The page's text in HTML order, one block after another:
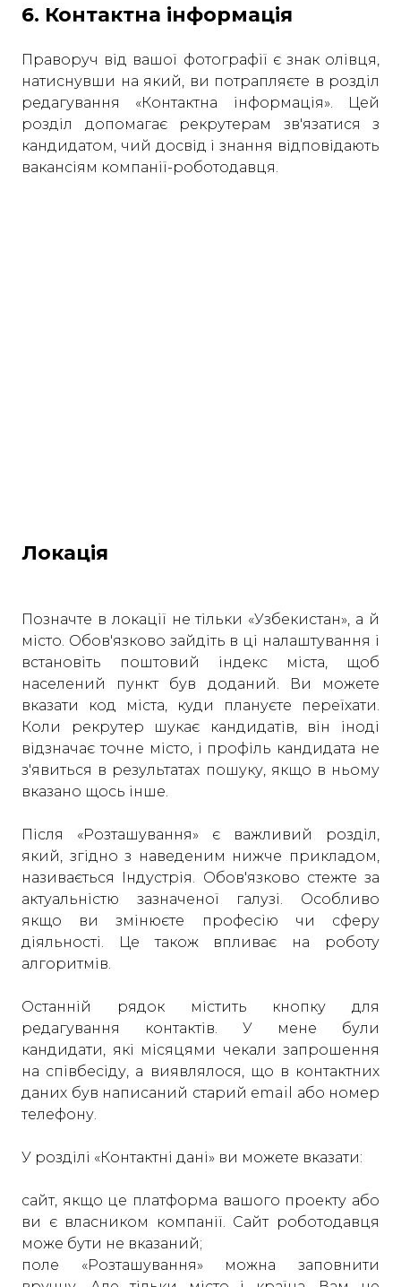
6. Контактна інформація
Праворуч від вашої фотографії є знак олівця,
натиснувши на який, ви потрапляєте в розділ
редагування «Контактна інформація». Цей
розділ допомагає рекрутерам зв'язатися з
кандидатом, чий досвід і знання відповідають
вакансіям компанії-роботодавця.
Локація
Позначте в локації не тільки «Узбекистан», а й
місто. Обов'язково зайдіть в ці налаштування і
встановіть поштовий індекс міста, щоб
населений пункт був доданий. Ви можете
вказати код міста, куди плануєте переїхати.
Коли рекрутер шукає кандидатів, він іноді
відзначає точне місто, і профіль кандидата не
з'явиться в результатах пошуку, якщо в ньому
вказано щось інше.
Після «Розташування» є важливий розділ,
який, згідно з наведеним нижче прикладом,
називається Індустрія. Обов'язково стежте за
актуальністю зазначеної галузі. Особливо
якщо ви змінюєте професію чи сферу
діяльності. Це також впливає на роботу
алгоритмів.
Останній рядок містить кнопку для
редагування контактів. У мене були
кандидати, які місяцями чекали запрошення
на співбесіду, а виявлялося, що в контактних
даних був написаний старий email або номер
телефону.
У розділі «Контактні дані» ви можете вказати:
сайт, якщо це платформа вашого проекту або
ви є власником компанії. Сайт роботодавця
може бути не вказаний;
поле «Розташування» можна заповнити